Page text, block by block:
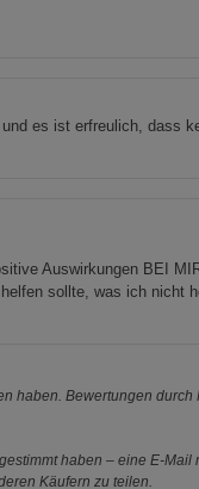
es ist erfreulich, dass
Auswirkungen BEI
sollte, was ich nicht
haben. Bewertungen
haben – eine E-
Käufern zu teilen.